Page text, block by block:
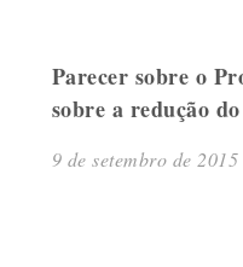
Parecer sobre o
sobre a redução
9 de setembro de 2015